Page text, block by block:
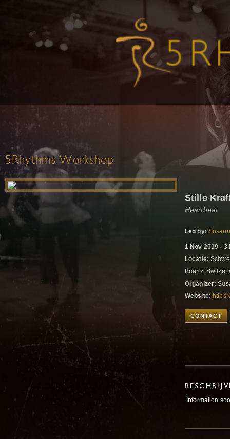
5Rhythms Workshop
Stille
Heartbeat
Led by:
1 Nov 2019 - 3
Locatie:
Brienz,
Organizer:
Website:
CONTACT
Information